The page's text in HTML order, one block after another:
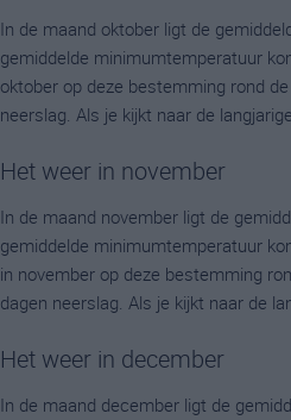
In de maand oktober ligt de
gemiddelde minimumtemperatuur
oktober op deze bestemming rond
neerslag. Als je kijkt naar de
Het weer in november
In de maand november ligt de
gemiddelde minimumtemperatuur
in november op deze bestemming
dagen neerslag. Als je kijkt naar de
Het weer in december
In de maand december ligt de